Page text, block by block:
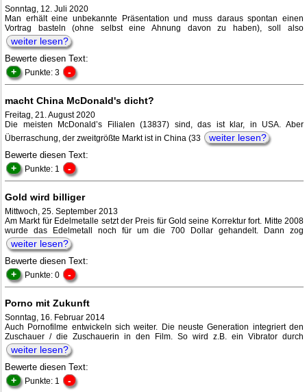
Sonntag, 12. Juli 2020
Man erhält eine unbekannte Präsentation und muss daraus spontan einen
Vortrag basteln (ohne selbst eine Ahnung davon zu haben), soll also
weiter lesen?
Bewerte diesen Text:
+ Punkte: 3 -
macht China McDonald's dicht?
Freitag, 21. August 2020
Die meisten McDonald’s Filialen (13837) sind, das ist klar, in USA. Aber
Überraschung, der zweitgrößte Markt ist in China (33
weiter lesen?
Bewerte diesen Text:
+ Punkte: 1 -
Gold wird billiger
Mittwoch, 25. September 2013
Am Markt für Edelmetalle setzt der Preis für Gold seine Korrektur fort. Mitte 2008
wurde das Edelmetall noch für um die 700 Dollar gehandelt. Dann zog
weiter lesen?
Bewerte diesen Text:
+ Punkte: 0 -
Porno mit Zukunft
Sonntag, 16. Februar 2014
Auch Pornofilme entwickeln sich weiter. Die neuste Generation integriert den
Zuschauer / die Zuschauerin in den Film. So wird z.B. ein Vibrator durch
weiter lesen?
Bewerte diesen Text:
+ Punkte: 1 -